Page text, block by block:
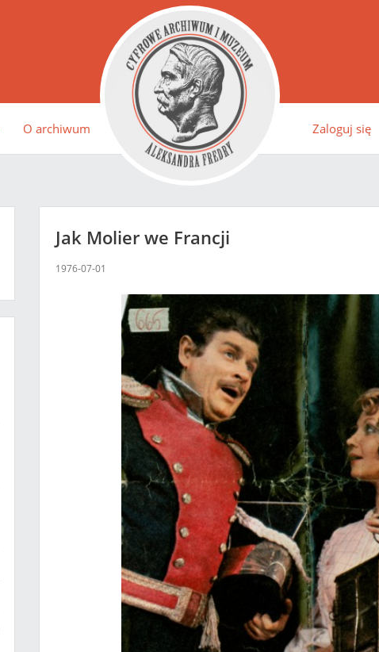
O archiwum Zaloguj się
Jak Molier we Francji
1976-07-01